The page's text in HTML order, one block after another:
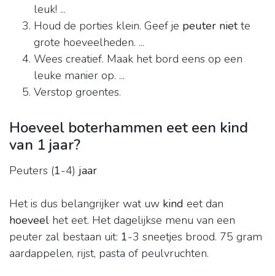
leuk! ...
Houd de porties klein. Geef je peuter niette
grote hoeveelheden. ...
Wees creatief. Maak het bord eens op een
leuke manier op. ...
Verstop groentes.
Hoeveel boterhammen eet een kind
van 1 jaar?
Peuters (1-4) jaar
Het is dus belangrijker wat uw kind eet dan
hoeveel het eet. Het dagelijkse menu van een
peuter zal bestaan uit: 1-3 sneetjes brood. 75 gram
aardappelen, rijst, pasta of peulvruchten.